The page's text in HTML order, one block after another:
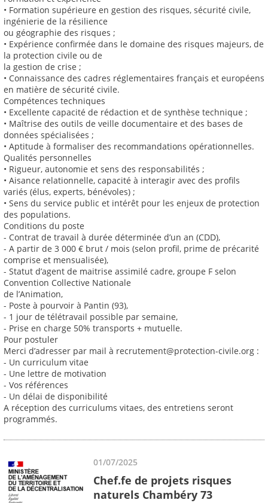
• Formation supérieure en gestion des risques, sécurité civile,
ingénierie de la résilience
ou géographie des risques ;
• Expérience confirmée dans le domaine des risques majeurs, de
la protection civile ou de
la gestion de crise ;
• Connaissance des cadres réglementaires français et européens
en matière de sécurité civile.
Compétences techniques
• Excellente capacité de rédaction et de synthèse technique ;
• Maîtrise des outils de veille documentaire et des bases de
données spécialisées ;
• Aptitude à formaliser des recommandations opérationnelles.
Qualités personnelles
• Rigueur, autonomie et sens des responsabilités ;
• Aisance relationnelle, capacité à interagir avec des profils
variés (élus, experts, bénévoles) ;
• Sens du service public et intérêt pour les enjeux de protection
des populations.
Conditions du poste
- Contrat de travail à durée déterminée d’un an (CDD),
- A partir de 3 000 € brut / mois (selon profil, prime de précarité
comprise et mensualisée),
- Statut d’agent de maitrise assimilé cadre, groupe F selon
Convention Collective Nationale
de l’Animation,
- Poste à pourvoir à Pantin (93),
- 1 jour de télétravail possible par semaine,
- Prise en charge 50% transports + mutuelle.
Pour postuler
Merci d’adresser par mail à recrutement@protection-civile.org :
- Un curriculum vitae
- Une lettre de motivation
- Vos références
- Un délai de disponibilité
A réception des curriculums vitaes, des entretiens seront
programmés.
01/07/2025
Chef.fe de projets risques
naturels Chambéry 73